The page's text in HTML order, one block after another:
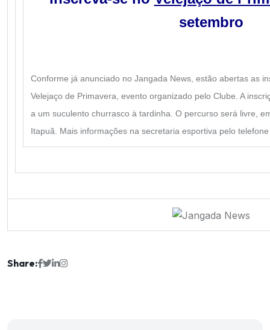
setembro
Conforme já anunciado no Jangada News, estão abertas as
Velejaço de Primavera, evento organizado pelo Clube. A
a um suculento churrasco à tardinha. O percurso será livre,
Itapuã. Mais informações na secretaria esportiva pelo
Share: